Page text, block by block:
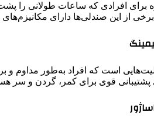
برای افرادی که ساعات طولانی را
برخی از این صندلی‌ها دارای
است که افراد به‌طور مداوم
پشتیبانی قوی برای کمر، گردن و سر